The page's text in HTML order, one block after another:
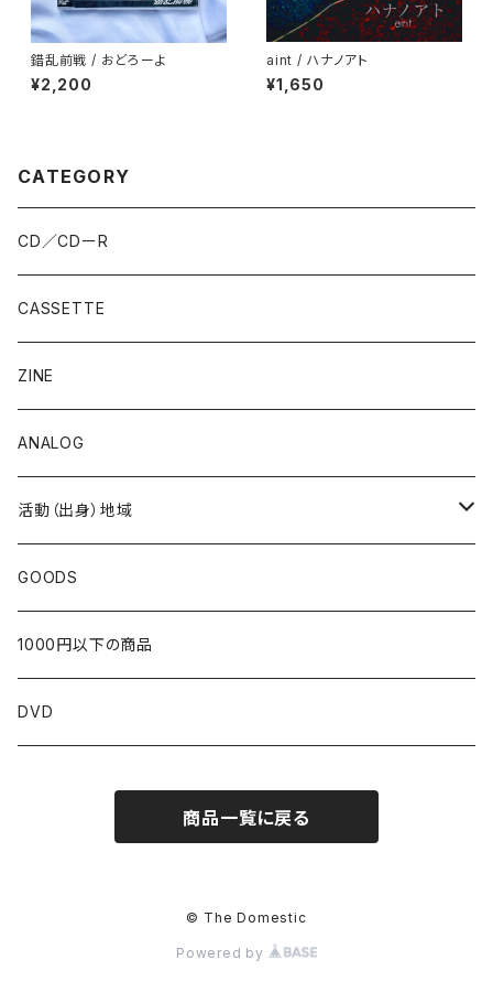
錯乱前戦 / おどろーよ
¥2,200
aint / ハナノアト
¥1,650
CATEGORY
CD／CDーR
CASSETTE
ZINE
ANALOG
活動（出身）地域
北海道
東北
青森
関東
GOODS
1000円以下の商品
DVD
商品一覧に戻る
© The Domestic
Powered by